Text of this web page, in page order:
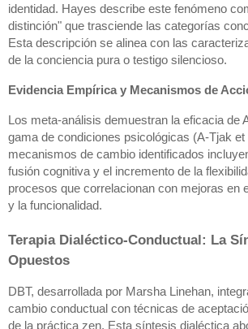
identidad. Hayes describe este fenómeno
distinción" que trasciende las categorías
Esta descripción se alinea con las
de la conciencia pura o testigo silencioso.
Evidencia Empírica y Mecanismos de
Los meta-análisis demuestran la eficacia de
gama de condiciones psicológicas (A-Tjak et
mecanismos de cambio identificados
fusión cognitiva y el incremento de la
procesos que correlacionan con mejoras en
y la funcionalidad.
Terapia Dialéctico-Conductual: La
Opuestos
DBT, desarrollada por Marsha Linehan,
cambio conductual con técnicas de
de la práctica zen. Esta síntesis dialéctica